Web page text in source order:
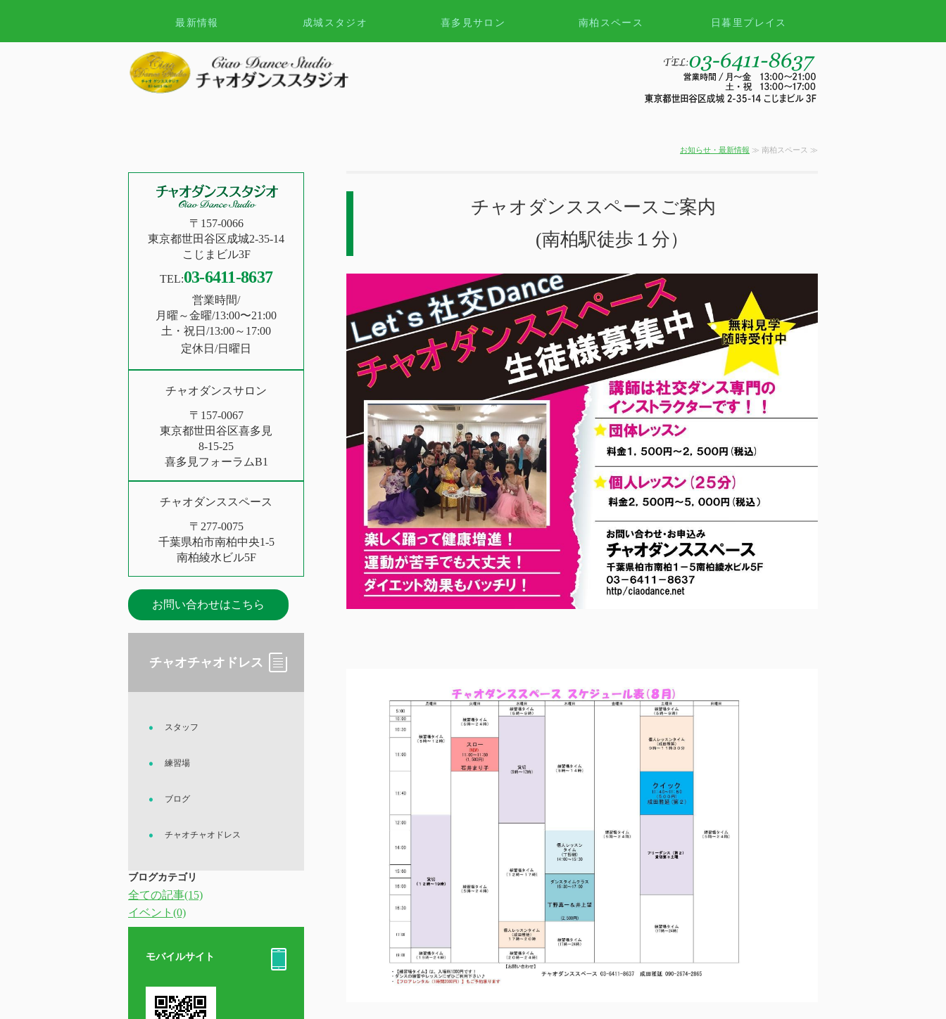
最新情報 成城スタジオ 喜多見サロン 南柏スペース 日暮里プレイス
お知らせ・最新情報 ≫ 南柏スペース ≫
チャオダンススペースご案内
(南柏駅徒歩１分）
〒157-0066
東京都世田谷区成城2-35-14
こじまビル3F
TEL:03-6411-8637
営業時間/
月曜～金曜/13:00〜21:00
土・祝日/13:00～17:00
定休日/日曜日
チャオダンスサロン
〒157-0067
東京都世田谷区喜多見
8-15-25
喜多見フォーラムB1
チャオダンススペース
〒277-0075
千葉県柏市南柏中央1-5
南柏綾水ビル5F
お問い合わせはこちら
チャオチャオドレス
スタッフ
練習場
ブログ
チャオチャオドレス
ブログカテゴリ
全ての記事(15)
イベント(0)
モバイルサイト